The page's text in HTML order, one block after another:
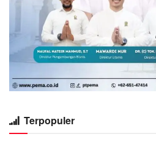
Terpopuler